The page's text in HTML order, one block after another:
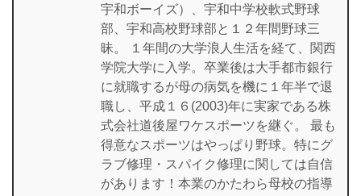
宇和ボーイズ）、宇和中学校軟式野球
部、宇和高校野球部と１２年間野球三
昧。 １年間の大学浪人生活を経て、関西
学院大学に入学。卒業後は大手都市銀行
に就職するが母の病気を機に１年半で退
職し、平成１６(2003)年に実家である株
式会社道後屋ワケスポーツを継ぐ。 最も
得意なスポーツはやっぱり野球。特にグ
ラブ修理・スパイク修理に関しては自信
があります！本業のかたわら母校の指導